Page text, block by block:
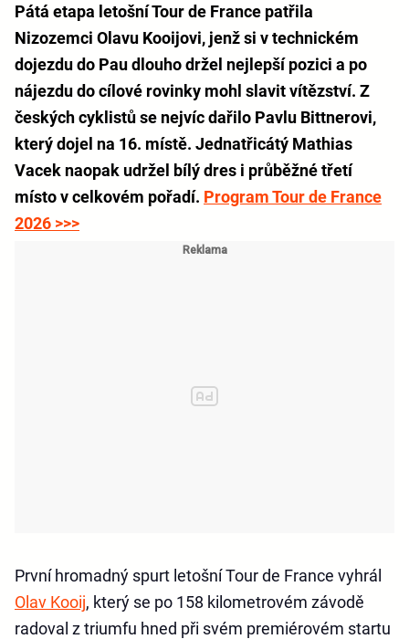
Pátá etapa letošní Tour de France patřila
Nizozemci Olavu Kooijovi, jenž si v technickém
dojezdu do Pau dlouho držel nejlepší pozici a po
nájezdu do cílové rovinky mohl slavit vítězství. Z
českých cyklistů se nejvíc dařilo Pavlu Bittnerovi,
který dojel na 16. místě. Jednatřicátý Mathias
Vacek naopak udržel bílý dres i průběžné třetí
místo v celkovém pořadí. Program Tour de France
2026 >>>
První hromadný spurt letošní Tour de France vyhrál
Olav Kooij, který se po 158 kilometrovém závodě
radoval z triumfu hned při svém premiérovém startu